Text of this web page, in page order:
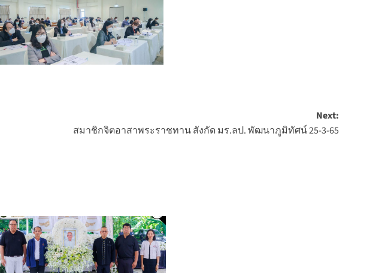
Next:
สมาชิกจิตอาสาพระราชทาน สังกัด มร.ลป. พัฒนาภูมิทัศน์ 25-3-65